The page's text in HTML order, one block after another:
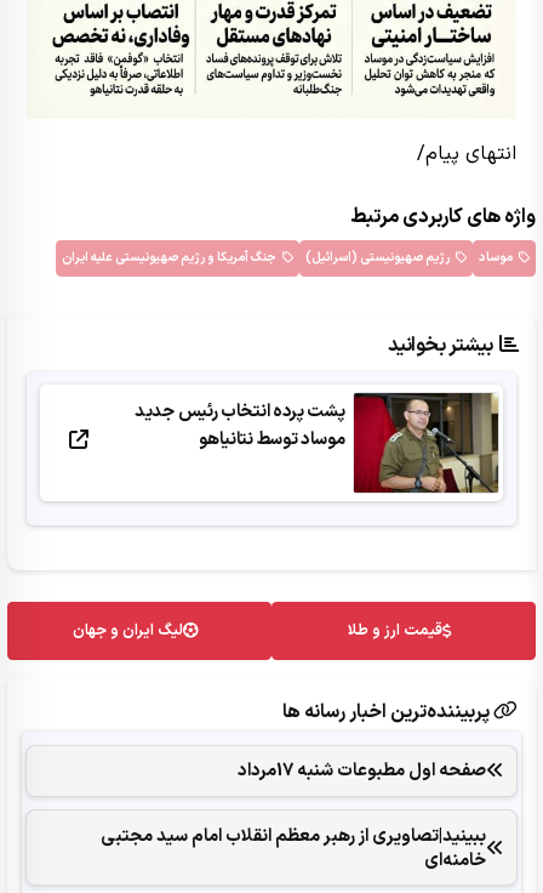
انتهای پیام/
واژه های کاربردی مرتبط
موساد رژیم صهیونیستی (اسرائیل) جنگ آمریکا و رژیم صهیونیستی علیه ایران
بیشتر بخوانید
پشت پرده انتخاب رئیس جدید
موساد توسط نتانیاهو
قیمت ارز و طلا لیگ ایران و جهان
پربیننده‌ترین اخبار رسانه ها
صفحه اول مطبوعات شنبه 17مرداد
ببینید|تصاویری از رهبر معظم انقلاب امام سید مجتبی
خامنه‌ای